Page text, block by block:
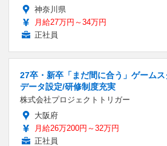
神奈川県
月給27万円～34万円
正社員
27卒・新卒「まだ間に合う」ゲーム
データ設定/研修制度充実
株式会社プロジェクトトリガー
大阪府
月給26万200円～32万円
正社員